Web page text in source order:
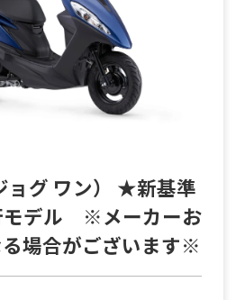
ョグ ワン） ★新基準
デル ※メーカーお
場合がございます※